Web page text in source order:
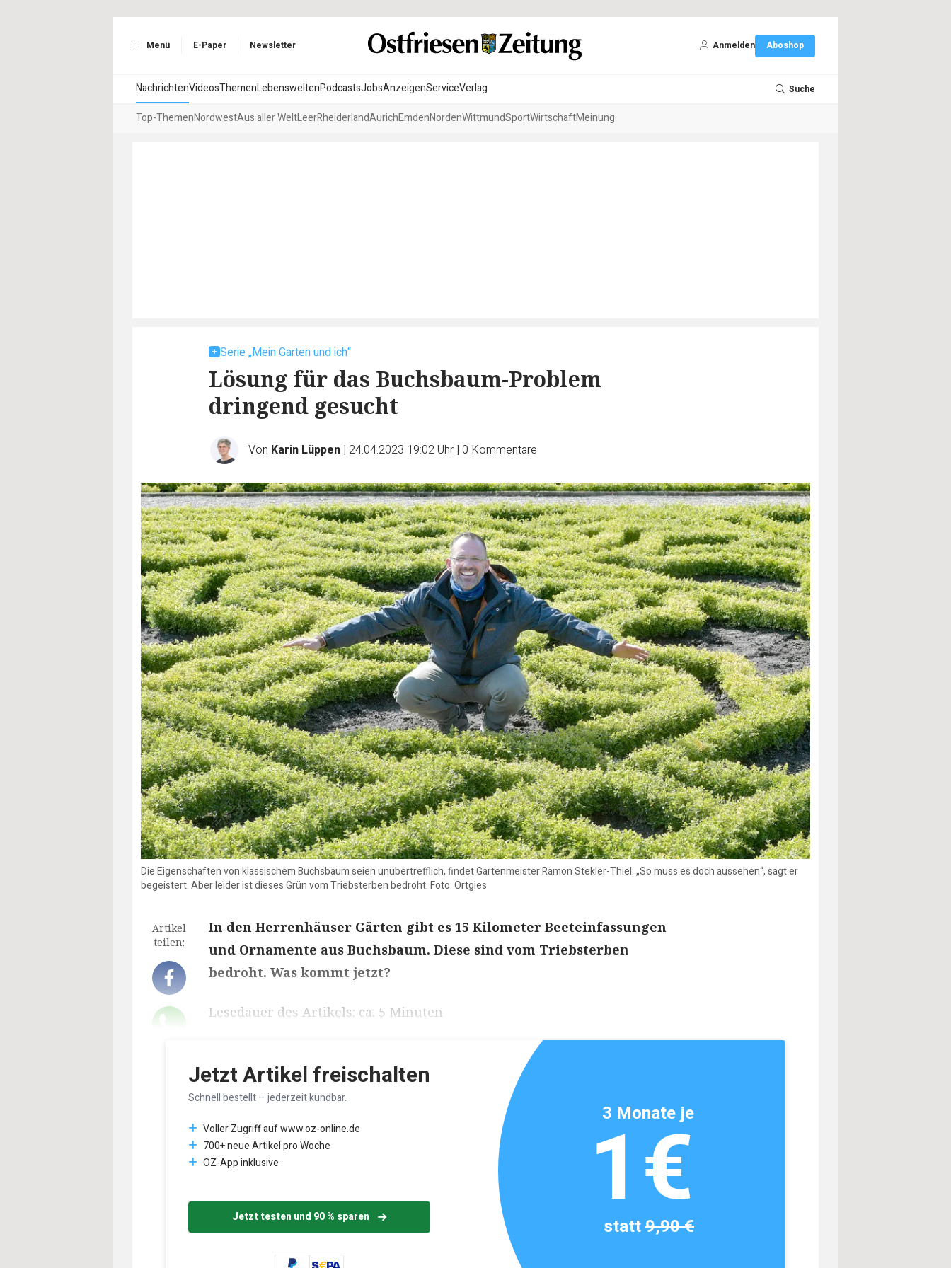
Menü E-Paper Newsletter Anmelden Aboshop
NachrichtenVideosThemenLebensweltenPodcastsJobsAnzeigenServiceVerlag Suche
Top-ThemenNordwestAus aller WeltLeerRheiderlandAurichEmdenNordenWittmundSportWirtschaftMeinung
Serie „Mein Garten und ich“
Lösung für das Buchsbaum-Problem
dringend gesucht
Von Karin Lüppen | 24.04.2023 19:02 Uhr | 0 Kommentare
Die Eigenschaften von klassischem Buchsbaum seien unübertrefflich, findet Gartenmeister Ramon Stekler-Thiel: „So muss es doch aussehen“, sagt er
begeistert. Aber leider ist dieses Grün vom Triebsterben bedroht. Foto: Ortgies
Artikel
teilen:
In den Herrenhäuser Gärten gibt es 15 Kilometer Beeteinfassungen
und Ornamente aus Buchsbaum. Diese sind vom Triebsterben
bedroht. Was kommt jetzt?
Lesedauer des Artikels: ca. 5 Minuten
Jetzt Artikel freischalten
Schnell bestellt – jederzeit kündbar.
Voller Zugriff auf www.oz-online.de
700+ neue Artikel pro Woche
OZ-App inklusive
Jetzt testen und 90 % sparen
3 Monate je
1€
statt9,90 €